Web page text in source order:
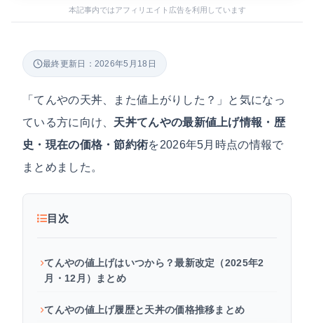
本記事内ではアフィリエイト広告を利用しています
最終更新日：2026年5月18日
「てんやの天丼、また値上がりした？」と気になっ
ている方に向け、 天丼てんやの最新値上げ情報・歴
史・現在の価格・節約術を2026年5月時点の情報で
まとめました。
目次
てんやの値上げはいつから？最新改定（2025年2
月・12月）まとめ
てんやの値上げ履歴と天丼の価格推移まとめ